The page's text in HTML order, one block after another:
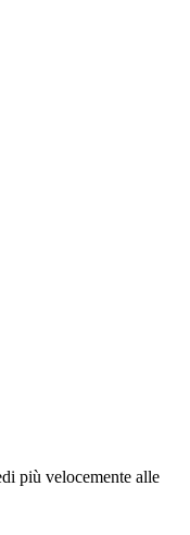
più velocemente alle